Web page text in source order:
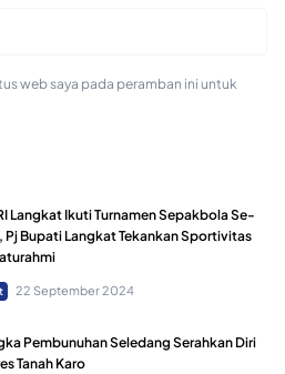
web saya pada peramban ini untuk
Langkat Ikuti Turnamen Sepakbola Se-
Pj Bupati Langkat Tekankan Sportivitas
22 September 2024
Pembunuhan Seledang Serahkan Diri
Tanah Karo